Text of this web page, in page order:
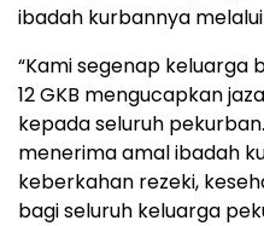
ibadah kurbannya
“Kami segenap keluarga
12 GKB mengucapkan
kepada seluruh
menerima amal ibadah
keberkahan rezeki,
bagi seluruh keluarga